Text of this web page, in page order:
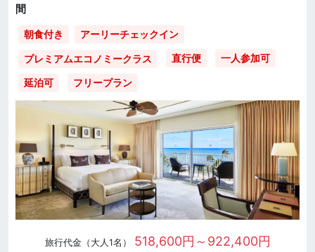
間
朝食付き アーリーチェックイン
プレミアムエコノミークラス 直行便 一人参加可
延泊可 フリープラン
旅行代金（大人1名） 518,600円～922,400円